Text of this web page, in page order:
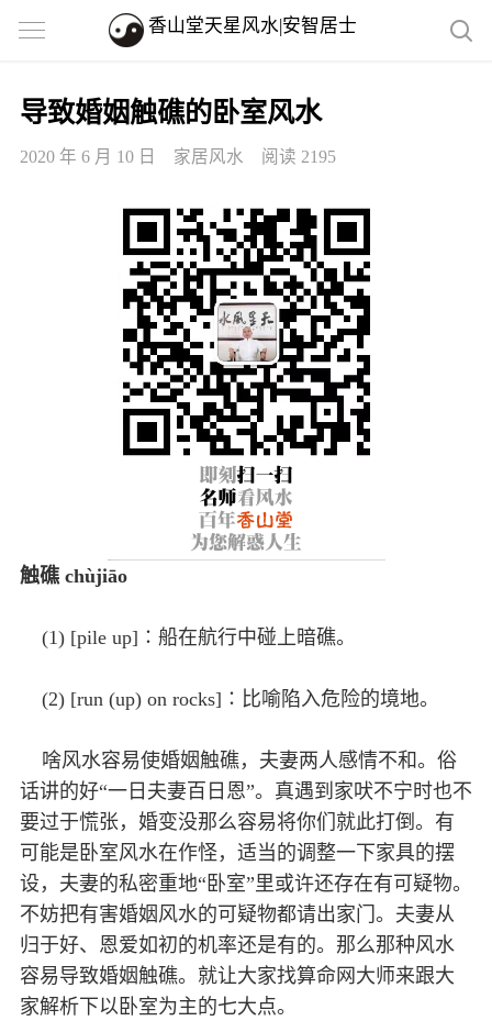
香山堂天星风水|安智居士
导致婚姻触礁的卧室风水
2020 年 6 月 10 日 家居风水 阅读 2195
触礁 chùjiāo
(1) [pile up]∶船在航行中碰上暗礁。
(2) [run (up) on rocks]∶比喻陷入危险的境地。
啥风水容易使婚姻触礁，夫妻两人感情不和。俗
话讲的好“一日夫妻百日恩”。真遇到家吠不宁时也不
要过于慌张，婚变没那么容易将你们就此打倒。有
可能是卧室风水在作怪，适当的调整一下家具的摆
设，夫妻的私密重地“卧室”里或许还存在有可疑物。
不妨把有害婚姻风水的可疑物都请出家门。夫妻从
归于好、恩爱如初的机率还是有的。那么那种风水
容易导致婚姻触礁。就让大家找算命网大师来跟大
家解析下以卧室为主的七大点。